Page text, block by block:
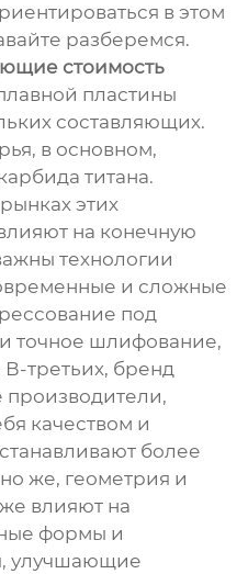
в этом
разберемся.
стоимость
пластины
составляющих.
в основном,
титана.
этих
на конечную
технологии
и сложные
под
точное шлифование,
В-третьих, бренд
производители,
качеством и
более
же, геометрия и
влияют на
формы и
улучшающие